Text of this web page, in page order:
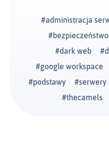
administracja
bezpieczeństwo
dark web
google workspace
podstawy
serwery
thecamels